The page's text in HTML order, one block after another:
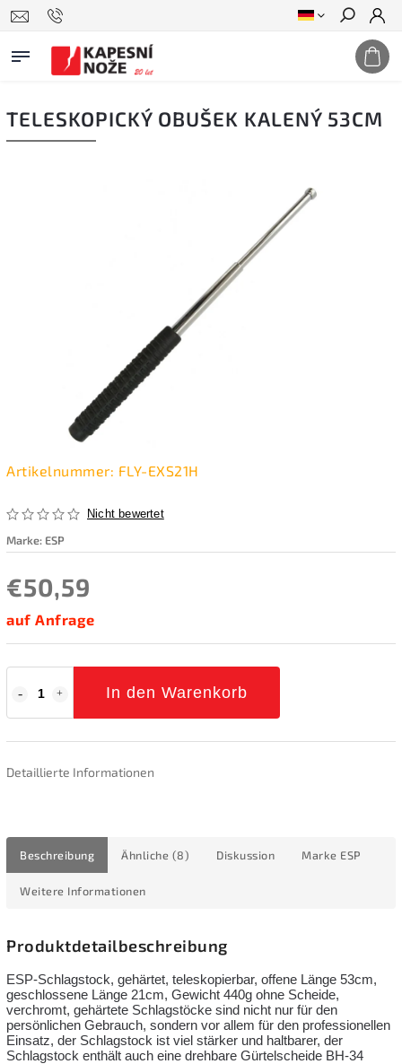
Suchen
TELESKOPICKÝ OBUŠEK KALENÝ 53CM
Artikelnummer: FLY-EXS21H
Nicht bewertet
Marke: ESP
€50,59
auf Anfrage
In den Warenkorb
Detaillierte Informationen
Beschreibung Ähnliche (8) Diskussion Marke ESP
Weitere Informationen
Produktdetailbeschreibung
ESP-Schlagstock, gehärtet, teleskopierbar, offene Länge 53cm,
geschlossene Länge 21cm, Gewicht 440g ohne Scheide,
verchromt, gehärtete Schlagstöcke sind nicht nur für den
persönlichen Gebrauch, sondern vor allem für den professionellen
Einsatz, der Schlagstock ist viel stärker und haltbarer, der
Schlagstock enthält auch eine drehbare Gürtelscheide BH-34